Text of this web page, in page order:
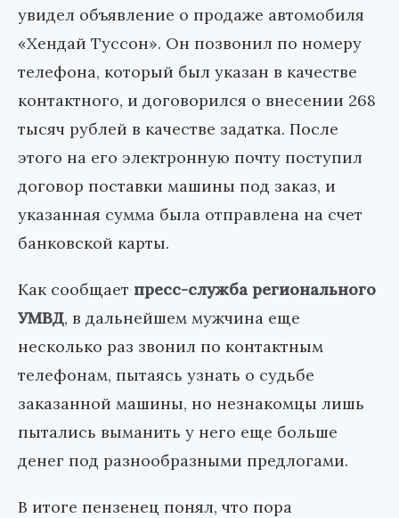
увидел объявление о продаже автомобиля
«Хендай Туссон». Он позвонил по номеру
телефона, который был указан в качестве
контактного, и договорился о внесении 268
тысяч рублей в качестве задатка. После
этого на его электронную почту поступил
договор поставки машины под заказ, и
указанная сумма была отправлена на счет
банковской карты.
Как сообщает пресс-служба регионального
УМВД, в дальнейшем мужчина еще
несколько раз звонил по контактным
телефонам, пытаясь узнать о судьбе
заказанной машины, но незнакомцы лишь
пытались выманить у него еще больше
денег под разнообразными предлогами.
В итоге пензенец понял, что пора